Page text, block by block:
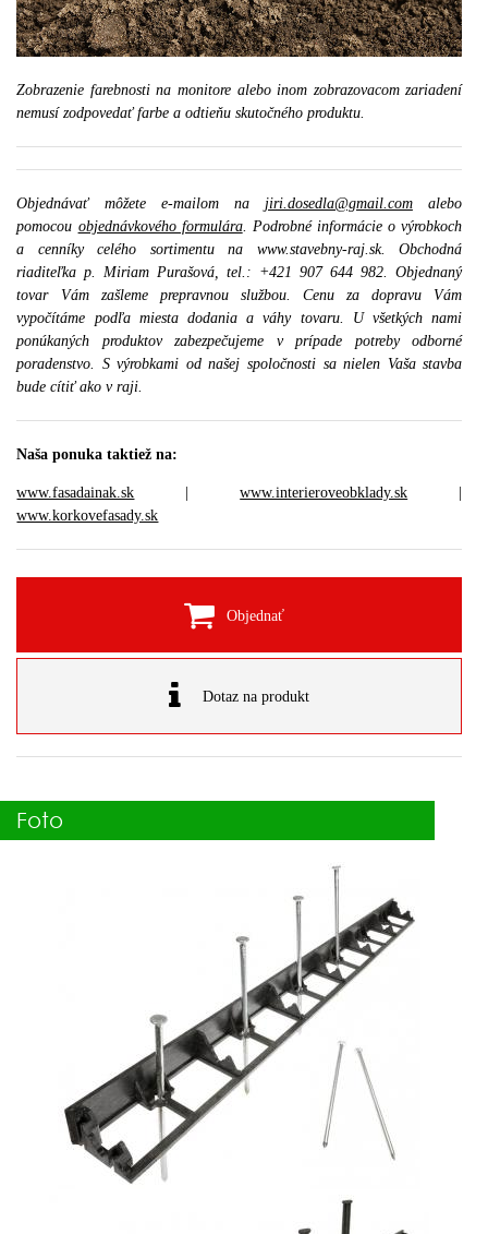
Zobrazenie farebnosti na monitore alebo inom zobrazovacom zariadení
nemusí zodpovedať farbe a odtieňu skutočného produktu.
Objednávať môžete e-mailom na jiri.dosedla@gmail.comalebo
pomocou objednávkového formulára. Podrobné informácie o výrobkoch
a cenníky celého sortimentu na www.stavebny-raj.sk. Obchodná
riaditeľka p. Miriam Purašová, tel.: +421 907 644 982. Objednaný
tovar Vám zašleme prepravnou službou. Cenu za dopravu Vám
vypočítáme podľa miesta dodania a váhy tovaru. U všetkých nami
ponúkaných produktov zabezpečujeme v prípade potreby odborné
poradenstvo. S výrobkami od našej spoločnosti sa nielen Vaša stavba
bude cítiť ako v raji.
Naša ponuka taktiež na:
www.fasadainak.sk |www.interieroveobklady.sk
www.korkovefasady.sk
Objednať
Dotaz na produkt
Foto